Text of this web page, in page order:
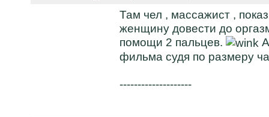
Там чел , массажист ,
женщину довести до
помощи 2 пальцев.
фильма судя по размеру
--------------------